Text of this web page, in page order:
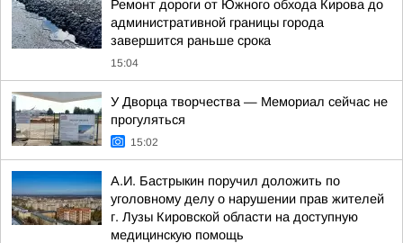
Ремонт дороги от Южного обхода Кирова до
административной границы города
завершится раньше срока
15:04
У Дворца творчества — Мемориал сейчас не
прогуляться
15:02
А.И. Бастрыкин поручил доложить по
уголовному делу о нарушении прав жителей
г. Лузы Кировской области на доступную
медицинскую помощь